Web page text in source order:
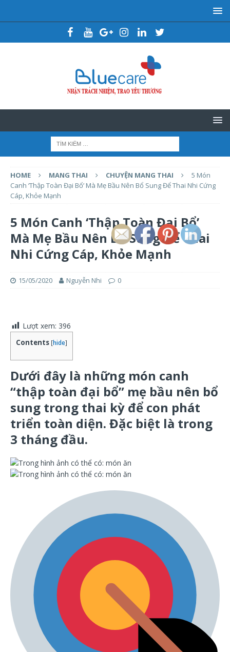
HOME MANG THAI CHUYỆN MANG THAI
5 Món
Canh ‘Thập Toàn Đại Bổ’ Mà Mẹ Bầu Nên Bổ Sung Để Thai Nhi Cứng
Cáp, Khỏe Mạnh
5 Món Canh ‘Thập Toàn Đại Bổ’
Mà Mẹ Bầu Nên Bổ Sung Để Thai
Nhi Cứng Cáp, Khỏe Mạnh
15/05/2020 Nguyễn Nhi 0
Lượt xem: 396
Contents [hide]
Dưới đây là những món canh
“thập toàn đại bổ” mẹ bầu nên bổ
sung trong thai kỳ để con phát
triển toàn diện. Đặc biệt là trong
3 tháng đầu.